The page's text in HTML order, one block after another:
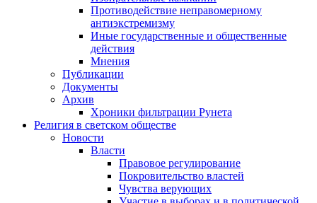
Противодействие неправомерному
антиэкстремизму
Иные государственные и общественные
действия
Мнения
Публикации
Документы
Архив
Хроники фильтрации Рунета
Религия в светском обществе
Новости
Власти
Правовое регулирование
Покровительство властей
Чувства верующих